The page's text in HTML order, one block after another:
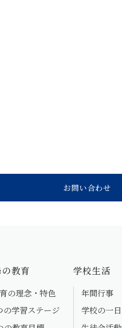
お問い合わせ
教育
の理念・特色
の学習ステージ
学校生活
年間行事
学校の一日